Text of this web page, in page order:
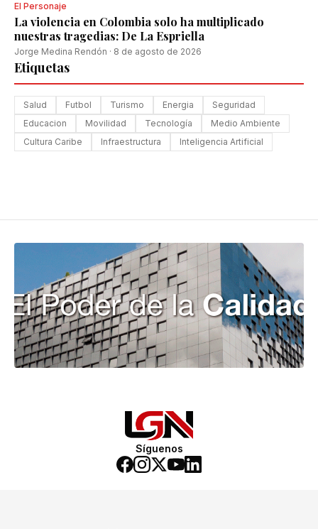
El Personaje
La violencia en Colombia solo ha multiplicado
nuestras tragedias: De La Espriella
Jorge Medina Rendón · 8 de agosto de 2026
Etiquetas
Salud Futbol Turismo Energia
Seguridad
Educacion
Movilidad Tecnología
Medio Ambiente
Cultura Caribe
Infraestructura Inteligencia Artificial
Síguenos